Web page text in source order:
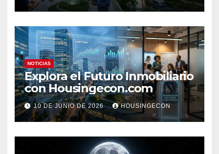
NOTICIAS
Explora el Futuro Inmobiliario
con Housingecon.com
10 DE JUNIO DE 2026 HOUSINGECON